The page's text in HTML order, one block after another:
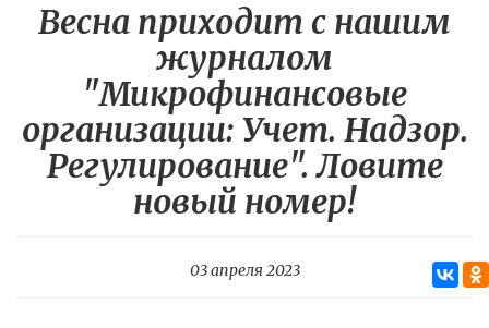
Весна приходит с нашим
журналом
"Микрофинансовые
организации: Учет. Надзор.
Регулирование". Ловите
новый номер!
03 апреля 2023